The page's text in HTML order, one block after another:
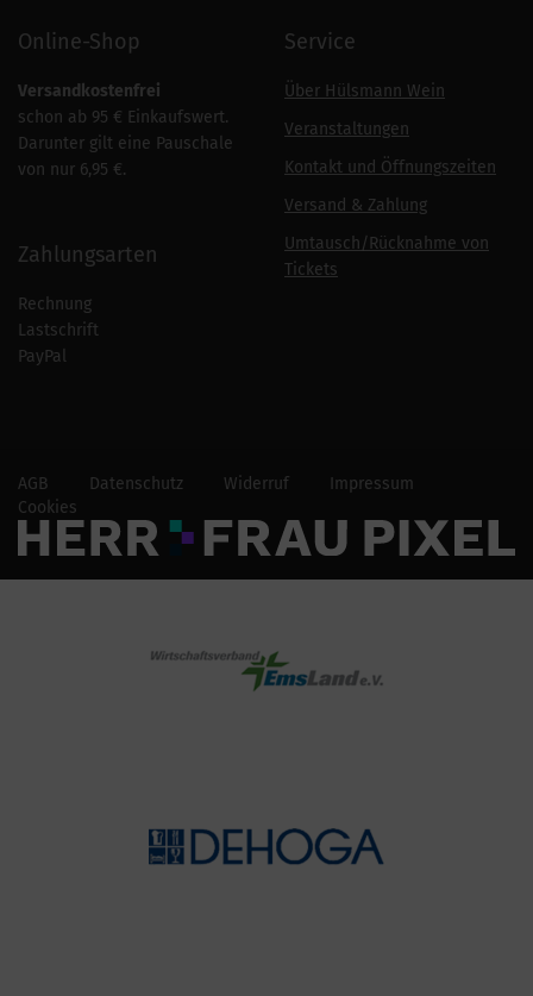
Online-Shop
Versandkostenfrei
schon ab 95 € Einkaufswert.
Darunter gilt eine Pauschale
von nur 6,95 €.
Zahlungsarten
Rechnung
Lastschrift
PayPal
Service
Über Hülsmann Wein
Veranstaltungen
Kontakt und Öffnungszeiten
Versand & Zahlung
Umtausch/Rücknahme von
Tickets
AGB Datenschutz Widerruf
Impressum
Cookies